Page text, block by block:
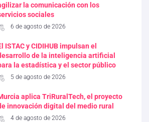
la comunicación con los
sociales
6 de agosto de 2026
ISTAC y CIDIHUB impulsan el
de la inteligencia artificial
la estadística y el sector público
5 de agosto de 2026
aplica TriRuralTech, el proyecto
innovación digital del medio rural
4 de agosto de 2026